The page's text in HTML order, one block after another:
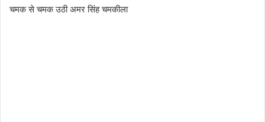
चमक से चमक उठी अमर सिंह चमकीला